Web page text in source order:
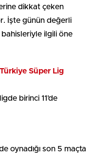
dikkat çeken
İşte günün değerli
ilgili öne
Süper Lig
birinci 11’de
oynadığı son 5 maçta